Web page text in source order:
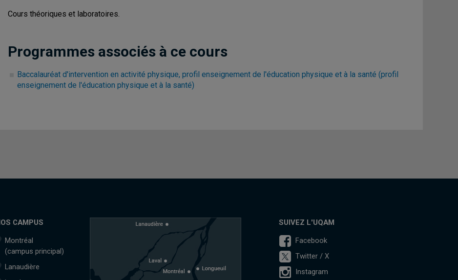
Cours théoriques et laboratoires.
Programmes associés à ce cours
Baccalauréat d'intervention en activité physique, profil enseignement de l'éducation physique et à la santé (profil
enseignement de l'éducation physique et à la santé)
CAMPUS
Montréal
(campus principal)
Lanaudière
SUIVEZ L'UQAM
Facebook
Twitter / X
Instagram